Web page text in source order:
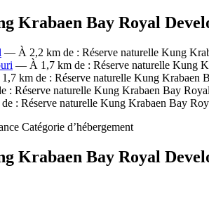
Krabaen Bay Royal
— À 2,2 km de : Réserve naturelle Kung
— À 1,7 km de : Réserve naturelle Kung
km de : Réserve naturelle Kung Krabaen
Réserve naturelle Kung Krabaen Bay
: Réserve naturelle Kung Krabaen Bay
Catégorie d’hébergement
Krabaen Bay Royal